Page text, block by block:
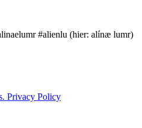
#alienlu (hier: alínæ lumr)
Privacy Policy